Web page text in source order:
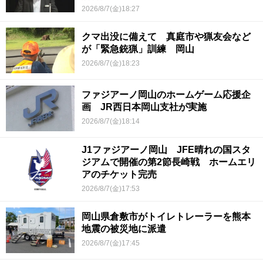
2026/8/7(金)18:27
クマ出没に備えて 真庭市や猟友会など
が「緊急銃猟」訓練 岡山
2026/8/7(金)18:23
ファジアーノ岡山のホームゲーム応援企
画 JR西日本岡山支社が実施
2026/8/7(金)18:14
J1ファジアーノ岡山 JFE晴れの国スタ
ジアムで開催の第2節長崎戦 ホームエリ
アのチケット完売
2026/8/7(金)17:53
岡山県倉敷市がトイレトレーラーを熊本
地震の被災地に派遣
2026/8/7(金)17:45